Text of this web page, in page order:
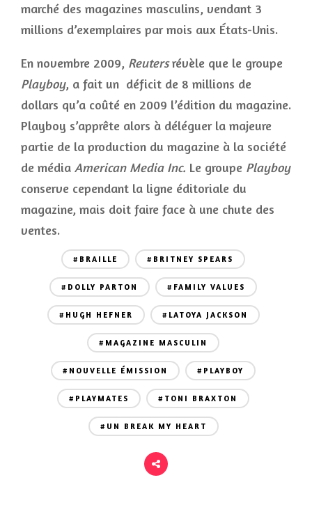
marché des magazines masculins, vendant 3
millions d’exemplaires par mois aux États-Unis.
En novembre 2009, Reutersrévèle que le groupe
Playboy, a fait un déficit de 8 millions de
dollars qu’a coûté en 2009 l’édition du magazine.
Playboy s’apprête alors à déléguer la majeure
partie de la production du magazine à la société
de média American Media Inc. Le groupe Playboy
conserve cependant la ligne éditoriale du
magazine, mais doit faire face à une chute des
ventes.
#BRAILLE #BRITNEY SPEARS
#DOLLY PARTON #FAMILY VALUES
#HUGH HEFNER #LATOYA JACKSON
#MAGAZINE MASCULIN
#NOUVELLE ÉMISSION #PLAYBOY
#PLAYMATES #TONI BRAXTON
#UN BREAK MY HEART